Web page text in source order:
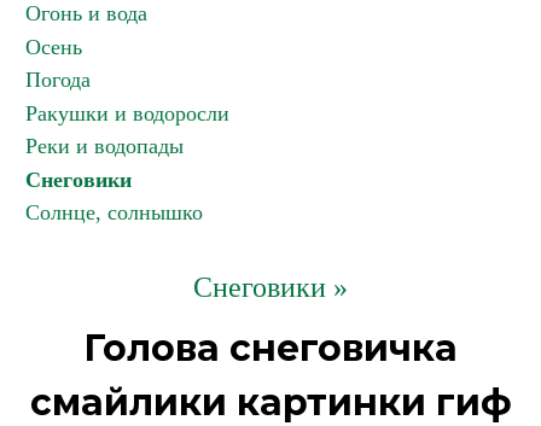
Огонь и вода
Осень
Погода
Ракушки и водоросли
Реки и водопады
Снеговики
Солнце, солнышко
Снеговики »
Голова снеговичка
смайлики картинки гиф